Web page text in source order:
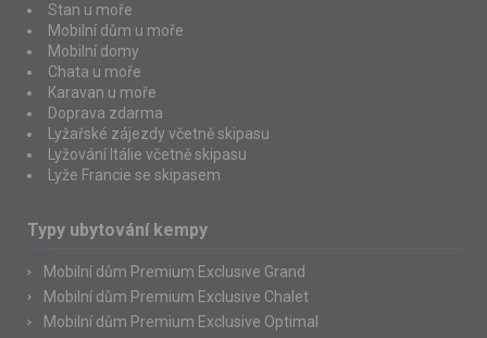
Stan u moře
Mobilní dům u moře
Mobilní domy
Chata u moře
Karavan u moře
Doprava zdarma
Lyžařské zájezdy včetně skipasu
Lyžování Itálie včetně skipasu
Lyže Francie se skipasem
Typy ubytování kempy
Mobilní dům Premium Exclusive Grand
Mobilní dům Premium Exclusive Chalet
Mobilní dům Premium Exclusive Optimal